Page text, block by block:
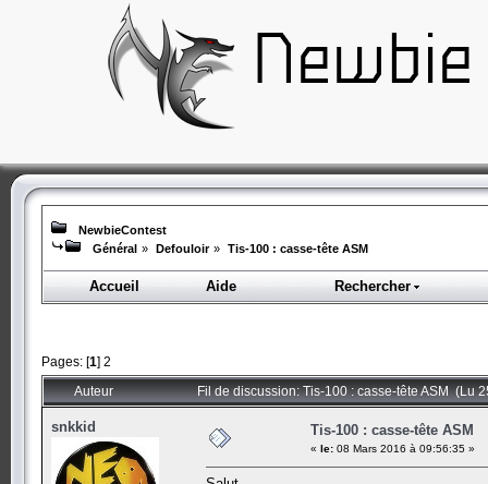
NewbieContest
Général » Defouloir » Tis-100 : casse-tête ASM
Accueil Aide Rechercher
Pages: [1] 2
Auteur Fil de discussion: Tis-100 : casse-tête ASM (Lu
snkkid Tis-100 : casse-tête ASM
« le: 08 Mars 2016 à 09:56:35 »